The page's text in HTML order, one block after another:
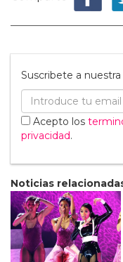
Suscribete a
Acepto los
privacidad.
Noticias